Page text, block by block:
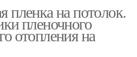
пленка на потолок.
пленочного
отопления на